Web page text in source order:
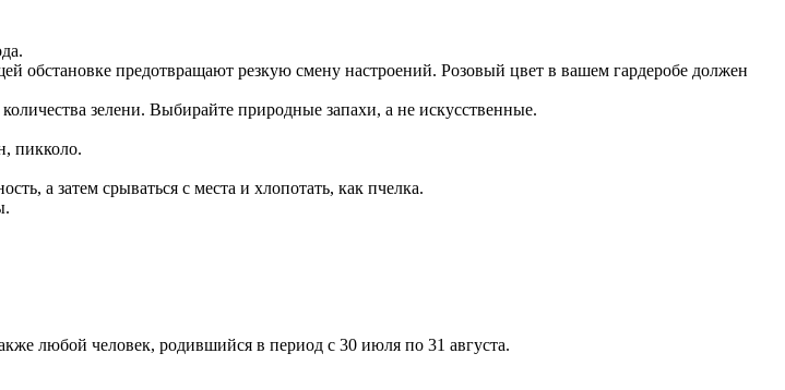
предотвращают резкую смену настроений. Розовый цвет в вашем гардеробе должен
зелени. Выбирайте природные запахи, а не искусственные.
пикколо.
а затем срываться с места и хлопотать, как пчелка.
любой человек, родившийся в период с 30 июля по 31 августа.